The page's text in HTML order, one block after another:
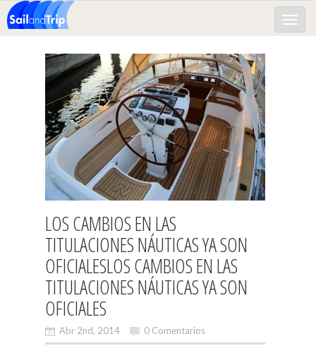
Toggle
LOS CAMBIOS EN LAS
TITULACIONES NÁUTICAS YA SON
OFICIALESLOS CAMBIOS EN LAS
TITULACIONES NÁUTICAS YA SON
OFICIALES
Abr 2nd, 2014 0 Comentarios